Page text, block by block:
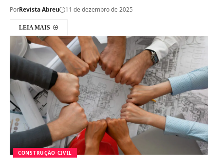
PorRevista Abreu 11 de dezembro de 2025
LEIA MAIS
CONSTRUÇÃO CIVIL